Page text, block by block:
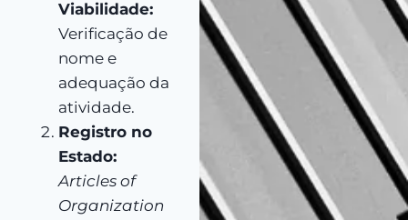
Viabilidade:
Verificação de
nome e
adequação da
atividade.
Registro no
Estado:
Articles of
Organization